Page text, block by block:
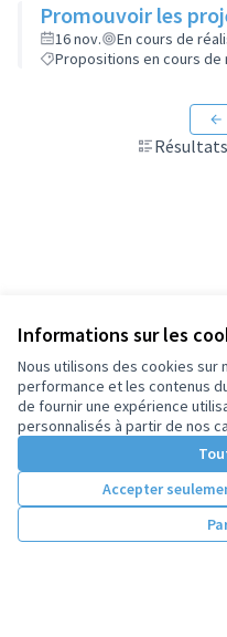
Informations sur les
Nous utilisons des cookies sur
performance et les contenus
de fournir une expérience
personnalisés à partir de nos
Accepter
Promouvoir les
16 nov.
En cours de
Propositions en cours de